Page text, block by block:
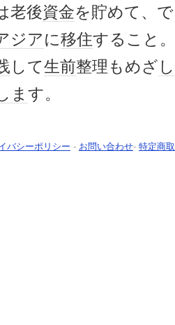
老後資金を貯めて、
ジアに移住すること。
して生前整理もめざ
ま す。
バシーポリシー - お問い合わせ- 特定商